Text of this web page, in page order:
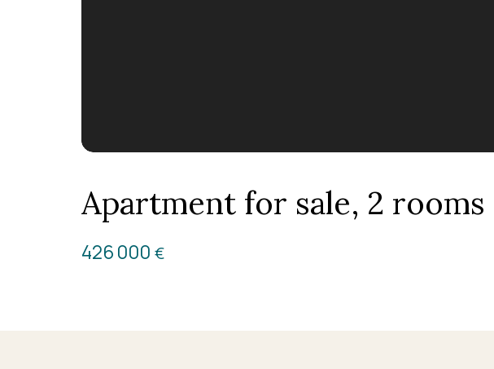
Apartment for sale, 2
426 000 €